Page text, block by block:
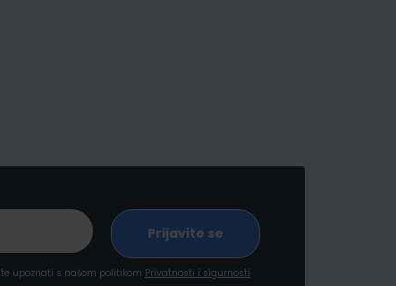
upoznati s našom politikom Privatnosti i sigurnosti